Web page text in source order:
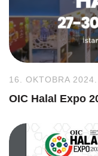
16. OKTOBRA 2024.
OIC Halal Expo